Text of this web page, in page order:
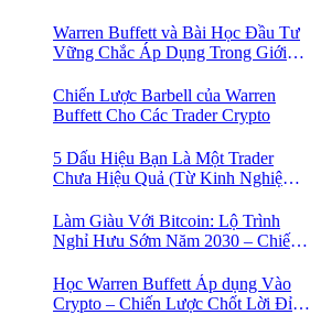
Trader Đang Bỏ Lỡ! 🚀
Warren Buffett và Bài Học Đầu Tư
Vững Chắc Áp Dụng Trong Giới
Chiến Lược Barbell của Warren
Buffett Cho Các Trader Crypto
5 Dấu Hiệu Bạn Là Một Trader
Chưa Hiệu Quả (Từ Kinh Nghiệm
Làm Giàu Với Bitcoin: Lộ Trình
Nghỉ Hưu Sớm Năm 2030 – Chiến
Học Warren Buffett Áp dụng Vào
Crypto – Chiến Lược Chốt Lời Đỉnh